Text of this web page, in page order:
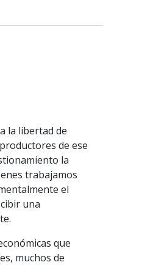
la libertad de
de ese
la
trabajamos
el
una
que
muchos de